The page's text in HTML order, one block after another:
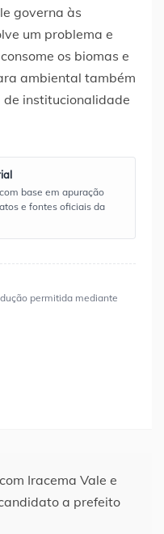
governa às
um problema e
os biomas e
ambiental também
de institucionalidade
base em apuração
e fontes oficiais da
permitida mediante
Iracema Vale e
a prefeito